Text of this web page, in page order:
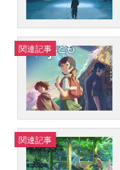
関連記事
関連記事